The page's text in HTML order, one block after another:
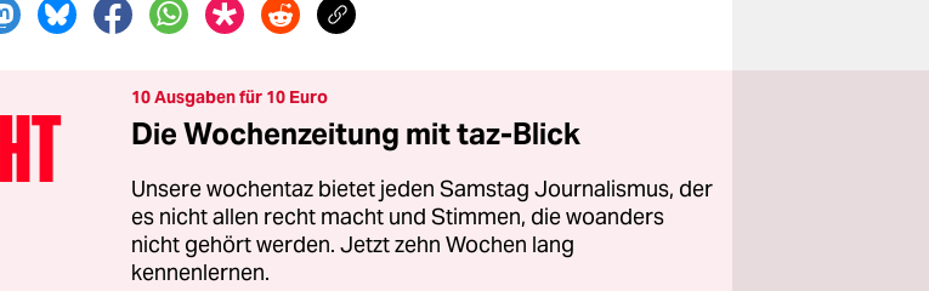
10 Ausgaben für 10 Euro
Die Wochenzeitung mit taz-Blick
Unsere wochentaz bietet jeden Samstag Journalismus, der
es nicht allen recht macht und Stimmen, die woanders
nicht gehört werden. Jetzt zehn Wochen lang
kennenlernen.